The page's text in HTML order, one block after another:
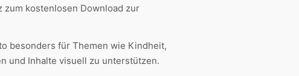
kostenlosen Download zur
besonders für Themen wie Kindheit,
und Inhalte visuell zu unterstützen.